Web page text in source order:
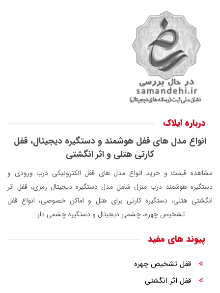
درباره ایلاک
انواع مدل های قفل هوشمند و دستگیره دیجیتال، قفل
کارتی هتلی و اثر انگشتی
مشاهده قیمت و خرید انواع مدل های قفل الکترونیکی درب ورودی و
دستگیره هوشمند درب منزل شامل مدل دستگیره دیجیتال رمزی، قفل اثر
انگشتی هتلی، دستگیره کارتی برای هتل و اماکن خصوصی، انواع قفل
تشخیص چهره، چشمی دیجیتال و دستگیره چشمی دار.
پیوند های مفید
قفل تشخیص چهره
قفل اثر انگشتی